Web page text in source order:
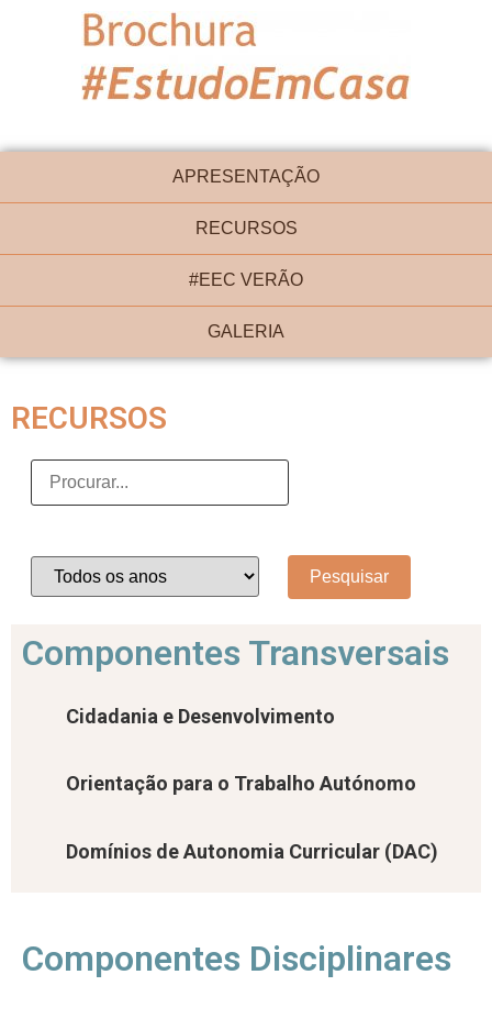
APRESENTAÇÃO
RECURSOS
#EEC VERÃO
GALERIA
RECURSOS
Componentes Transversais
Cidadania e Desenvolvimento
Orientação para o Trabalho Autónomo
Domínios de Autonomia Curricular (DAC)
Componentes Disciplinares